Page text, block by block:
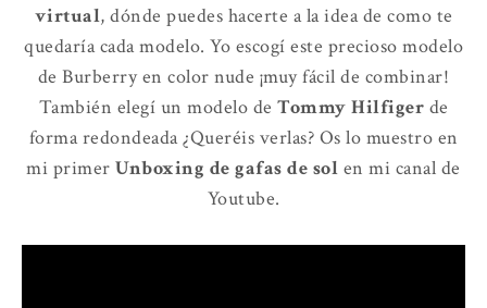
virtual, dónde puedes hacerte a la idea de como te
quedaría cada modelo. Yo escogí este precioso modelo
de Burberry en color nude ¡muy fácil de combinar!
También elegí un modelo de Tommy Hilfiger de
forma redondeada ¿Queréis verlas? Os lo muestro en
mi primerUnboxing de gafas de sol en mi canal de
Youtube.